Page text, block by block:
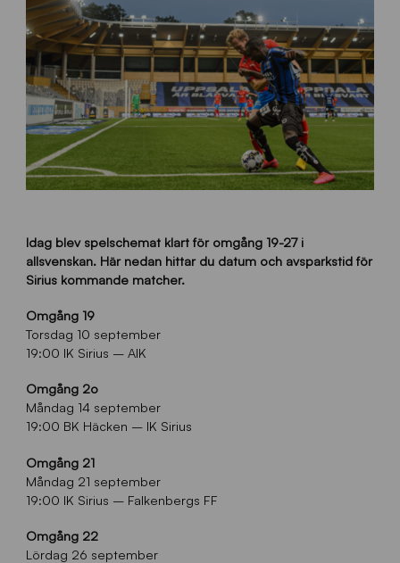
Idag blev spelschemat klart för omgång 19-27 i
allsvenskan. Här nedan hittar du datum och avsparkstid för
Sirius kommande matcher.
Omgång 19
Torsdag 10 september
19:00 IK Sirius – AIK
Omgång 2o
Måndag 14 september
19:00 BK Häcken – IK Sirius
Omgång 21
Måndag 21 september
19:00 IK Sirius – Falkenbergs FF
Omgång 22
Lördag 26 september